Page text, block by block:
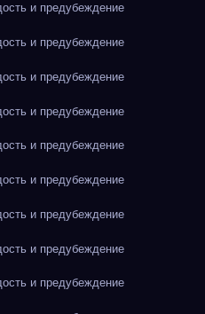
и предубеждение
и предубеждение
и предубеждение
и предубеждение
и предубеждение
и предубеждение
и предубеждение
и предубеждение
и предубеждение